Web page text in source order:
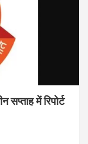
में रिपोर्ट